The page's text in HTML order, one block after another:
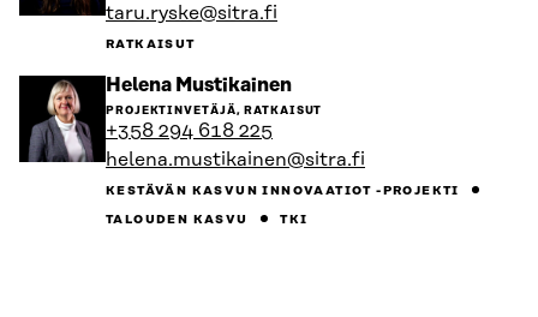
taru.ryske@sitra.fi
RATKAISUT
Helena MustikainenSiirry
henkilön
PROJEKTINVETÄJÄ, RATKAISUT
+358 294 618 225
helena.mustikainen@sitra.fi
KESTÄVÄN KASVUN INNOVAATIOT -PROJEKTI
TALOUDEN KASVU
TKI